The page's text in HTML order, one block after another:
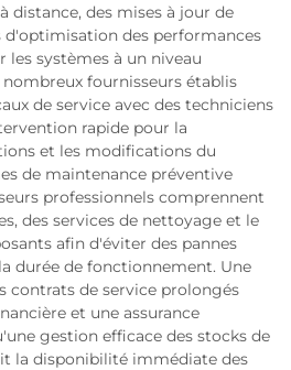
distance, des mises à jour de
d'optimisation des performances
systèmes à un niveau
fournisseurs établis
de service avec des techniciens
rapide pour la
et les modifications du
de maintenance préventive
professionnels comprennent
des services de nettoyage et le
afin d'éviter des pannes
durée de fonctionnement. Une
contrats de service prolongés
et une assurance
gestion efficace des stocks de
la disponibilité immédiate des